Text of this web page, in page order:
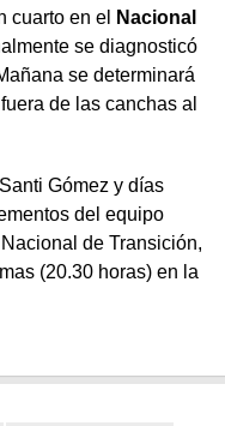
cuarto en el
Nacional
se diagnosticó
se determinará
de las canchas al
Gómez y días
del equipo
de Transición,
(20.30 horas) en la